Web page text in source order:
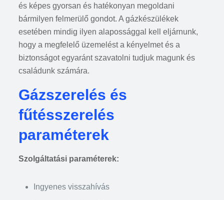
és képes gyorsan és hatékonyan megoldani
bármilyen felmerülő gondot. A gázkészülékek
esetében mindig ilyen alapossággal kell eljárnunk,
hogy a megfelelő üzemelést a kényelmet és a
biztonságot egyaránt szavatolni tudjuk magunk és
családunk számára.
Gázszerelés és
fűtésszerelés
paraméterek
Szolgáltatási paraméterek:
Ingyenes visszahívás